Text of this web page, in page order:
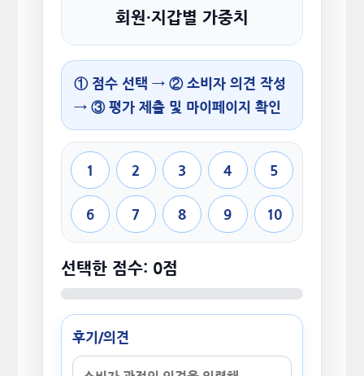
회원·지갑별 가중치
① 점수 선택 → ② 소비자 의견 작성
→ ③ 평가 제출 및 마이페이지 확인
1 2 3 4 5
6 7 8 9 10
선택한 점수: 0점
후기/의견